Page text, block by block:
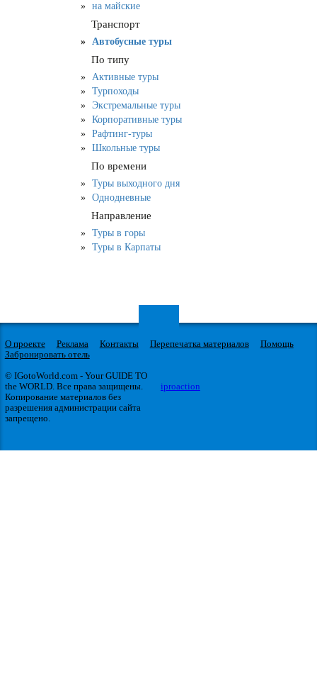
на майские
Транспорт
Автобусные туры
По типу
Активные туры
Турпоходы
Экстремальные туры
Корпоративные туры
Рафтинг-туры
Школьные туры
По времени
Туры выходного дня
Однодневные
Направление
Туры в горы
Туры в Карпаты
О проекте Реклама Контакты Перепечатка материалов
Помощь
Забронировать отель
© IGotoWorld.com - Your GUIDE TO
the WORLD. Все права защищены.
Копирование материалов без
разрешения администрации сайта
запрещено.
iproaction